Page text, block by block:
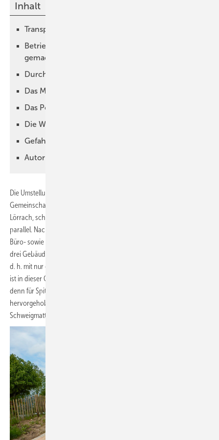
Inhalt
Transportgewicht und Energiebedarf reduziert
Betriebsweise: Aus der Not eine Tugend
gemacht
Durch externe Hilfe die Sicherheit erhöhen
Das Material und die Gesundheit im Blick
Das Pelletlager normgerecht lüften
Die Wärme teilweise zurückholen
Gefahr vermeiden, Pelletlager lüften!
Autor
Die Umstellung von Öl auf Holzpellets erfolgte bei der Michael-
Gemeinschaft e. V., einer Jugendhilfeeinrichtung im Landkreis
Lörrach, schon 2019. Davor liefen für zwei Häuser zwei Ölheizungen
parallel. Nach Erweiterung um einen Saal, mehrere Werkstätten und
Büro- sowie Nebenräume heizt die Einrichtung für rund 50 Bewohner
drei Gebäude mit Holzpellets über ein monovalentes Nahwärmenetz,
d. h. mit nur einem Energieträger und mit nur einem Heizsystem. Das
ist in dieser Größe und geografischen Lage durchaus ungewöhnlich,
denn für Spitzenbedarf, Betriebsstörung oder Wartung ist in der
hervorgehobenen, ungeschützten Lage, in 780 m Höhe auf der
Schweigmatt, kein zweiter Heizungskessel eingebaut. Ein Risiko?